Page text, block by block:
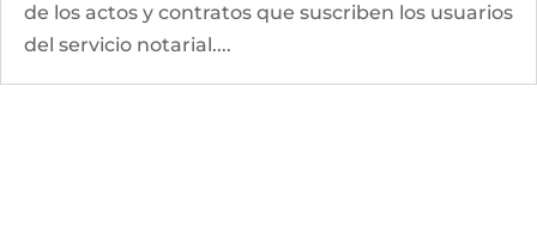
de los actos y contratos que suscriben los usuarios
del servicio notarial....